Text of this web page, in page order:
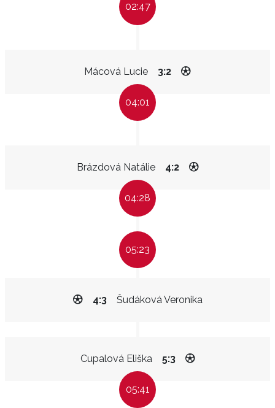
02:47
Mácová Lucie 3:2
04:01
Brázdová Natálie 4:2
04:28
05:23
Šudáková Veronika
4:3
Cupalová Eliška 5:3
05:41